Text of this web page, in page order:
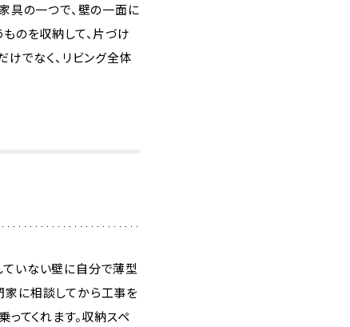
具の一つで、壁の一面に
のを収納して、片づけ
けでなく、リビング全体
いない壁に自分で薄型
家に相談してから工事を
てくれます。収納スペ